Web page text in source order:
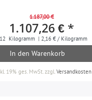
1.187,00 €
1.107,26 € *
Kilogramm | 2,16 € / Kilogramm
In den Warenkorb
19% ges. MwSt.zzgl.Versandkosten